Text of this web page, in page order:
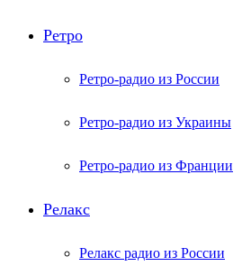
Ретро
Ретро-радио из России
Ретро-радио из Украины
Ретро-радио из Франции
Релакс
Релакс радио из России